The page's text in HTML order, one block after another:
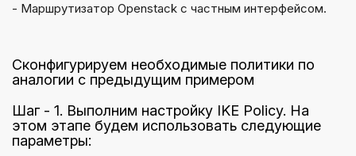
- Маршрутизатор Openstack с частным интерфейсом.
Сконфигурируем необходимые политики по
аналогии с предыдущим примером
Шаг - 1. Выполним настройку IKE Policy. На
этом этапе будем использовать следующие
параметры: